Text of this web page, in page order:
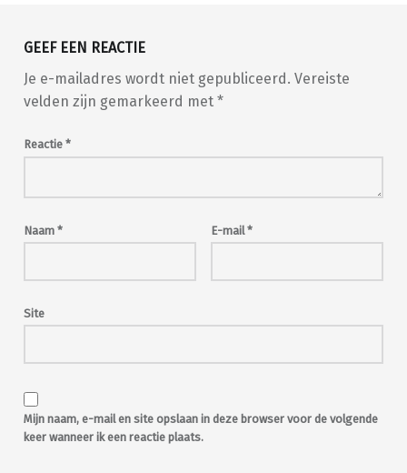
GEEF EEN REACTIE
Je e-mailadres wordt niet gepubliceerd. Vereiste
velden zijn gemarkeerd met *
Reactie *
Naam * E-mail*
Site
Mijn naam, e-mail en site opslaan in deze browser voor de volgende
keer wanneer ik een reactie plaats.